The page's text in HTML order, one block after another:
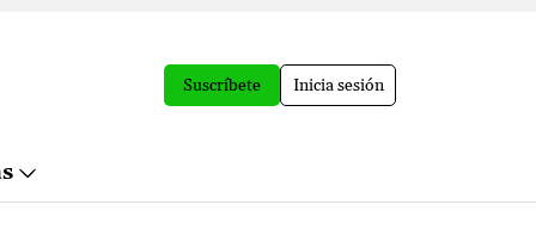
Suscríbete Inicia sesión